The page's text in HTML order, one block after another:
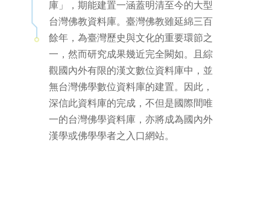
庫」，期能建置一涵蓋明清至今的大型
台灣佛教資料庫。臺灣佛教雖延綿三百
餘年，為臺灣歷史與文化的重要環節之
一，然而研究成果幾近完全闕如。且綜
觀國內外有限的漢文數位資料庫中，並
無台灣佛學數位資料庫的建置。因此，
深信此資料庫的完成，不但是國際間唯
一的台灣佛學資料庫，亦將成為國內外
漢學或佛學學者之入口網站。